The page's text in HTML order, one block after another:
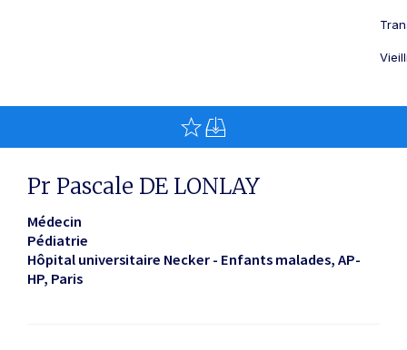
Pr Pascale DE LONLAY
Médecin
Pédiatrie
Hôpital universitaire Necker - Enfants malades, AP-
HP Paris